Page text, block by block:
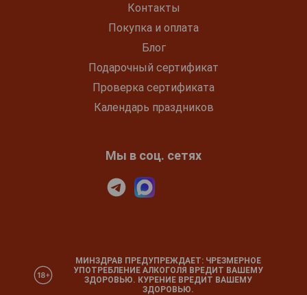
Контакты
Покупка и оплата
Блог
Подарочный сертификат
Проверка сертификата
Календарь праздников
Мы в соц. сетях
МИНЗДРАВ ПРЕДУПРЕЖДАЕТ: ЧРЕЗМЕРНОЕ
УПОТРЕБЛЕНИЕ АЛКОГОЛЯ ВРЕДИТ ВАШЕМУ
ЗДОРОВЬЮ. КУРЕНИЕ ВРЕДИТ ВАШЕМУ
ЗДОРОВЬЮ.